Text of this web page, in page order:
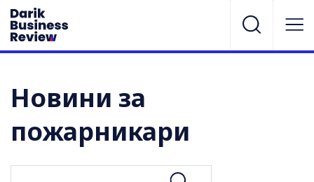
Новини за
пожарникари